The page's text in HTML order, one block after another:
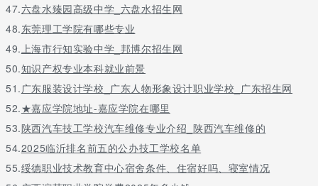
47.六盘水臻园高级中学_六盘水招生网
48.东莞理工学院有哪些专业
49.上海市行知实验中学_邦博尔招生网
50.知识产权专业本科就业前景
51.广东服装设计学校_广东人物形象设计职业学校_广东招生网
52.★嘉应学院地址-嘉应学院在哪里
53.陕西汽车技工学校汽车维修专业介绍_陕西汽车维修的
54.2025临沂排名前五的公办技工学校名单
55.绥德职业技术教育中心宿舍条件、住宿好吗、寝室情况